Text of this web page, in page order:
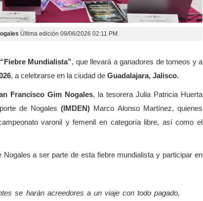
Última edición 09/06/2026 02:11 PM.
“Fiebre Mundialista”, que llevará a ganadores de torneos y a
, a celebrarse en la ciudad de Guadalajara, Jalisco.
Francisco Gim Nogales, la tesorera Julia Patricia Huerta
de Nogales(IMDEN) Marco Alonso Martínez, quienes
varonil y femenil en categoría libre, así como el
a ser parte de esta fiebre mundialista y participar en
se harán acreedores a un viaje con todo pagado,